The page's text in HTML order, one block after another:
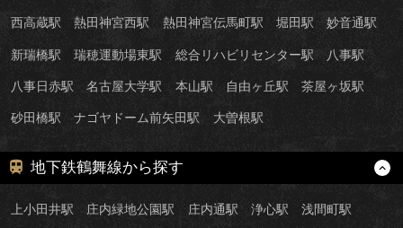
西高蔵駅 熱田神宮西駅 熱田神宮伝馬町駅 堀田駅 妙音通駅
新瑞橋駅 瑞穂運動場東駅 総合リハビリセンター駅 八事駅
八事日赤駅 名古屋大学駅 本山駅 自由ヶ丘駅 茶屋ヶ坂駅
砂田橋駅 ナゴヤドーム前矢田駅 大曽根駅
地下鉄鶴舞線から探す
上小田井駅 庄内緑地公園駅 庄内通駅 浄心駅 浅間町駅